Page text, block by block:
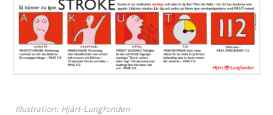
Illustration: Hjärt-Lungfonden